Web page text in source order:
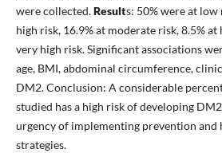
were collected.Results: 50% were at
high risk, 16.9% at moderate risk, 8.5% at
very high risk. Significant associations
age, BMI, abdominal circumference,
DM2. Conclusion: A considerable
studied has a high risk of developing
urgency of implementing prevention and
strategies.